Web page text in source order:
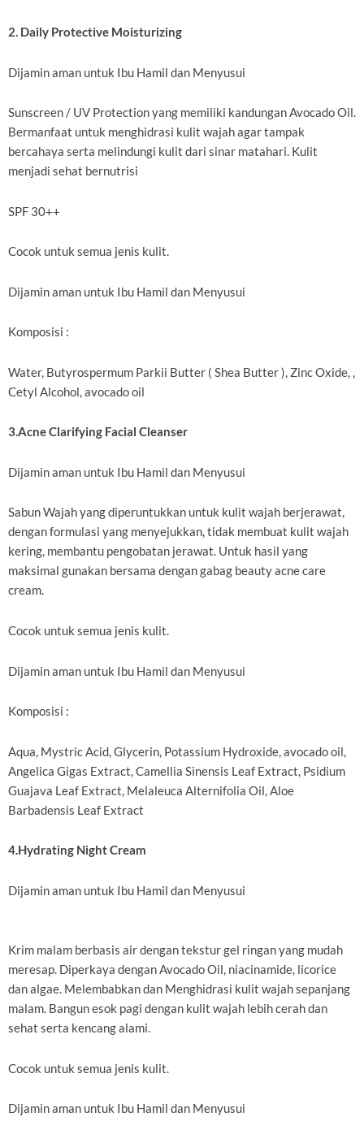
2. Daily Protective Moisturizing
Dijamin aman untuk Ibu Hamil dan Menyusui
Sunscreen / UV Protection yang memiliki kandungan Avocado Oil.
Bermanfaat untuk menghidrasi kulit wajah agar tampak
bercahaya serta melindungi kulit dari sinar matahari. Kulit
menjadi sehat bernutrisi
SPF 30++
Cocok untuk semua jenis kulit.
Dijamin aman untuk Ibu Hamil dan Menyusui
Komposisi :
Water, Butyrospermum Parkii Butter ( Shea Butter ), Zinc Oxide, ,
Cetyl Alcohol, avocado oil
3.Acne Clarifying Facial Cleanser
Dijamin aman untuk Ibu Hamil dan Menyusui
Sabun Wajah yang diperuntukkan untuk kulit wajah berjerawat,
dengan formulasi yang menyejukkan, tidak membuat kulit wajah
kering, membantu pengobatan jerawat. Untuk hasil yang
maksimal gunakan bersama dengan gabag beauty acne care
cream.
Cocok untuk semua jenis kulit.
Dijamin aman untuk Ibu Hamil dan Menyusui
Komposisi :
Aqua, Mystric Acid, Glycerin, Potassium Hydroxide, avocado oil,
Angelica Gigas Extract, Camellia Sinensis Leaf Extract, Psidium
Guajava Leaf Extract, Melaleuca Alternifolia Oil, Aloe
Barbadensis Leaf Extract
4.Hydrating Night Cream
Dijamin aman untuk Ibu Hamil dan Menyusui
Krim malam berbasis air dengan tekstur gel ringan yang mudah
meresap. Diperkaya dengan Avocado Oil, niacinamide, licorice
dan algae. Melembabkan dan Menghidrasi kulit wajah sepanjang
malam. Bangun esok pagi dengan kulit wajah lebih cerah dan
sehat serta kencang alami.
Cocok untuk semua jenis kulit.
Dijamin aman untuk Ibu Hamil dan Menyusui